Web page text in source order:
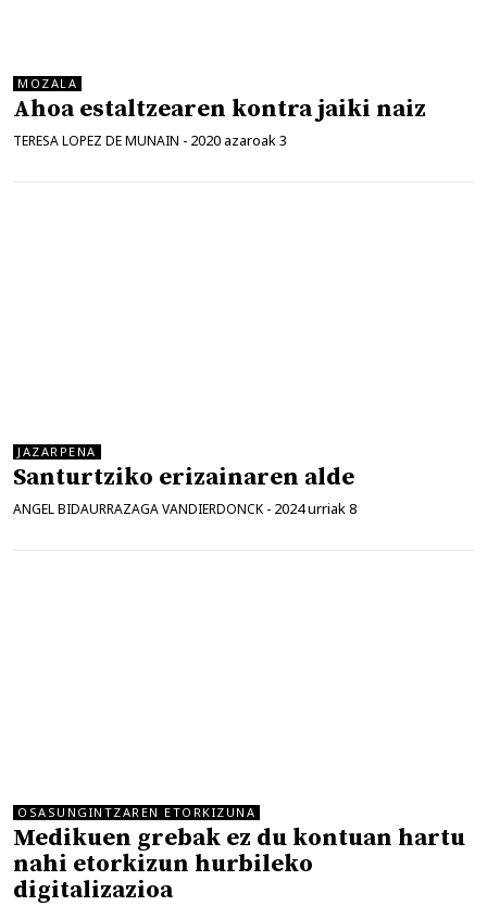
MOZALA
Ahoa estaltzearen kontra jaiki naiz
TERESA LOPEZ DE MUNAIN - 2020 azaroak 3
JAZARPENA
Santurtziko erizainaren alde
ANGEL BIDAURRAZAGA VANDIERDONCK - 2024 urriak 8
OSASUNGINTZAREN ETORKIZUNA
Medikuen grebak ez du kontuan hartu
nahi etorkizun hurbileko
digitalizazioa